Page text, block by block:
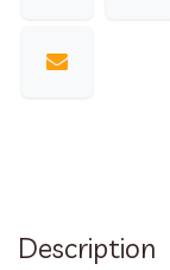
Description